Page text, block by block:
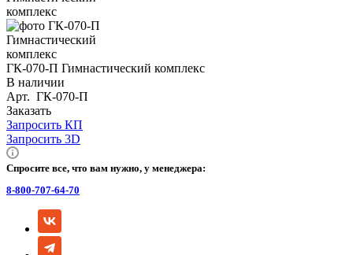
ГК-070-П Гимнастический комплекс
В наличии
Арт. ГК-070-П
Заказать
Запросить КП
Запросить 3D
Спросите все, что вам нужно, у менеджера:
8-800-707-64-70